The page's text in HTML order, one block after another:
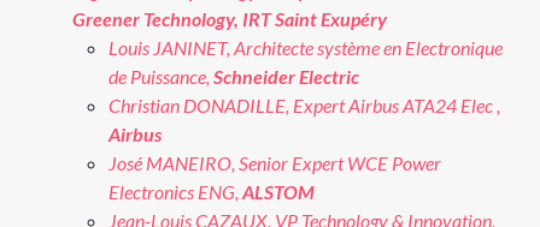
Greener Technology, IRT Saint Exupéry
Louis JANINET, Architecte système en Electronique
de Puissance, Schneider Electric
Christian DONADILLE, Expert Airbus ATA24 Elec ,
Airbus
José MANEIRO, Senior Expert WCE Power
Electronics ENG, ALSTOM
Jean-Louis CAZAUX, VP Technology & Innovation,